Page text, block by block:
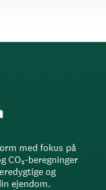
med fokus på
CO₂-beregninger
og
ejendom.